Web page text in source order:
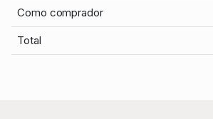
Como comprador
Total